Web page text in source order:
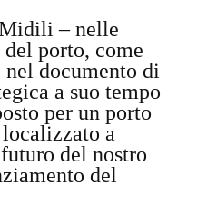
– nelle
porto, come
documento di
a suo tempo
per un porto
a
del nostro
del